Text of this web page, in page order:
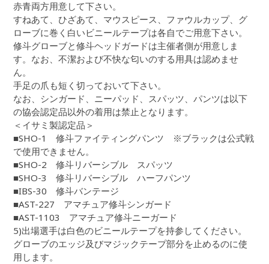
赤青両方用意して下さい。
すねあて、ひざあて、マウスピース、ファウルカップ、グ
ローブに巻く白いビニールテープは各自でご用意下さい。
修斗グローブと修斗ヘッドガードは主催者側が用意しま
す。なお、不潔および不快な匂いのする用具は認めませ
ん。
手足の爪も短く切っておいて下さい。
なお、シンガード、ニーパッド、スパッツ、パンツは以下
の協会認定品以外の着用は禁止となります。
＜イサミ製認定品＞
■SHO-1 修斗ファイティングパンツ ※ブラックは公式戦
で使用できません。
■SHO-2 修斗リバーシブル スパッツ
■SHO-3 修斗リバーシブル ハーフパンツ
■IBS-30 修斗バンテージ
■AST-227 アマチュア修斗シンガード
■AST-1103 アマチュア修斗ニーガード
5)出場選手は白色のビニールテープを持参してください。
グローブのエッジ及びマジックテープ部分を止めるのに使
用します。